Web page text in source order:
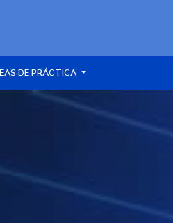
DE PRÁCTICA